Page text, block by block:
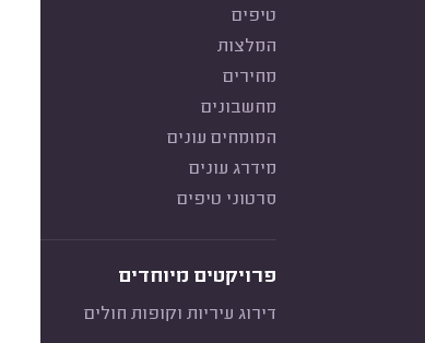
טיפים
המלצות
מחירים
מחשבונים
המומחים עונים
מידרג עונים
סרטוני טיפים
פרויקטים מיוחדים
דירוג עיריות וקופות חולים